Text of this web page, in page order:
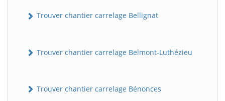
Trouver chantier carrelage Bellignat
Trouver chantier carrelage Belmont-Luthézieu
Trouver chantier carrelage Bénonces